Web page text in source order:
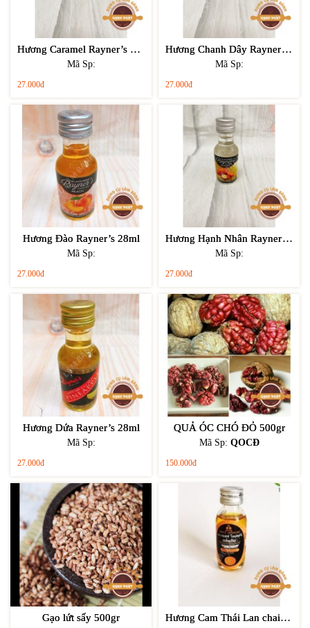
Hương Caramel Rayner’s 28ml
Mã Sp:
27.000đ
Hương Chanh Dây Rayner’s 28ml
Mã Sp:
27.000đ
Hương Đào Rayner’s 28ml
Mã Sp:
27.000đ
Hương Hạnh Nhân Rayner’s 28ml
Mã Sp:
27.000đ
Hương Dứa Rayner’s 28ml
Mã Sp:
27.000đ
QUẢ ÓC CHÓ ĐỎ 500gr
Mã Sp: QOCĐ
150.000đ
Gạo lứt sấy 500gr Hương Cam Thái Lan chai 30ml